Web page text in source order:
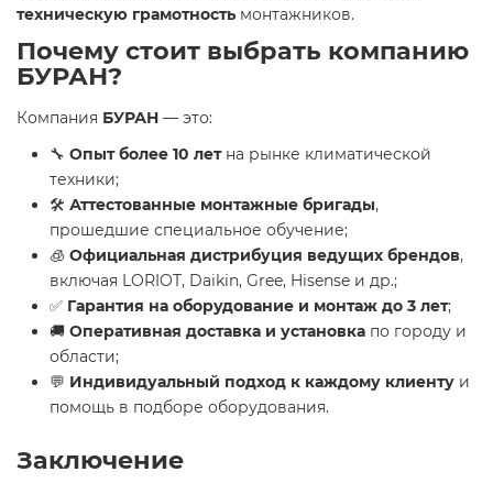
техническую грамотность монтажников.
Почему стоит выбрать компанию
БУРАН?
Компания БУРАН — это:
🔧 Опыт более 10 летна рынке климатической
техники;
🛠 Аттестованные монтажные бригады,
прошедшие специальное обучение;
🧊 Официальная дистрибуция ведущих брендов,
включая LORIOT, Daikin, Gree, Hisense и др.;
✅ Гарантия на оборудование и монтаж до 3 лет;
🚚 Оперативная доставка и установка по городу и
области;
💬 Индивидуальный подход к каждому клиенту и
помощь в подборе оборудования.
Заключение